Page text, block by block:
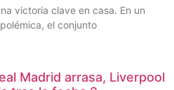
victoria clave en casa. En un
el conjunto
Madrid arrasa, Liverpool